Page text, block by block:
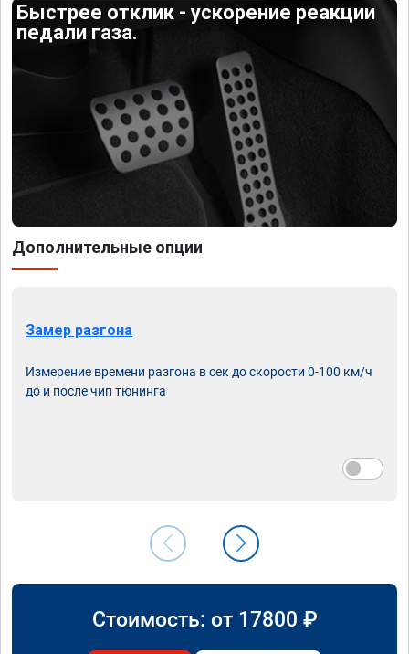
Быстрее отклик - ускорение реакции
педали газа.
Дополнительные опции
Замер разгона
Измерение времени разгона в сек до скорости 0-100 км/ч
до и после чип тюнинга
Стоимость: от 17800 ₽